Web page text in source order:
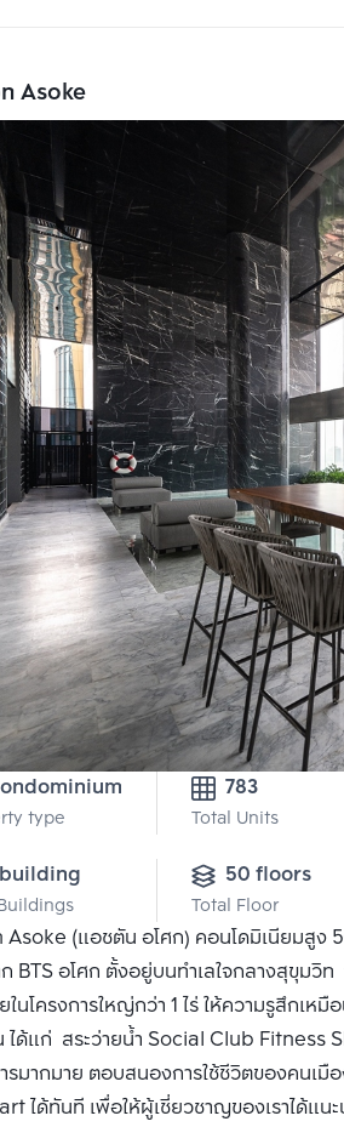
Asoke
type
783
Total Units
50 floors
Total Floor
(แอชตัน อโศก) คอนโดมิเนียมสูง
ก BTS อโศก ตั้งอยู่บนทำเลใจกลางสุขุ
ในโครงการใหญ่กว่า 1 ไร่ ให้ความรูสึกเ
ได้แก่ สระว่ายน้ำ Social Club Fitness
รมากมาย ตอบสนองการใช้ชีวิตของคนเ
ได้ทันที เพื่อให้ผู้เชี่ยวชาญของเราได้แน